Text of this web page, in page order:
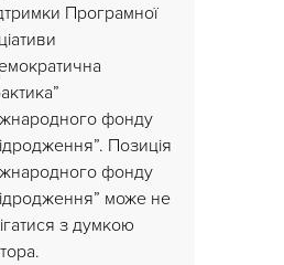
Програмної
фонду
Позиція
фонду
може не
з думкою